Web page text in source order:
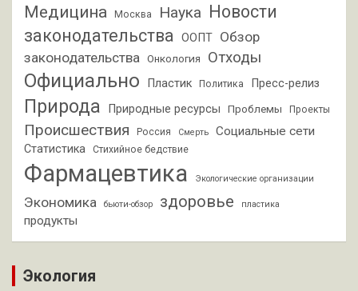
Медицина Москва Наука Новости
законодательства
ООПТ Обзор
законодательства
Онкология Отходы
Официально Пластик Политика Пресс-релиз
Природа Природные ресурсы Проблемы Проекты
Происшествия Россия Смерть Социальные сети
Статистика Стихийное бедствие
Фармацевтика Экологические организации
Экономика бьюти-обзор здоровье пластика
продукты
Экология